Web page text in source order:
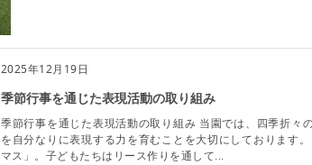
2025年12月19日
季節行事を通じた表現活動の取り組み
季節行事を通じた表現活動の取り組み 当園では、四季折々
を自分なりに表現する力を育むことを大切にしております
マス」。子どもたちはリース作りを通して...